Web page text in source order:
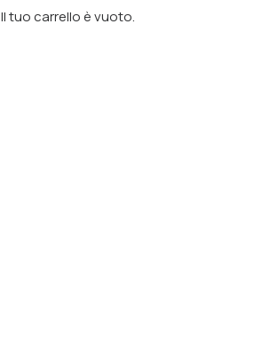
Il tuo carrello è vuoto.